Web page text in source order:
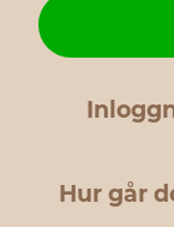
Hur går